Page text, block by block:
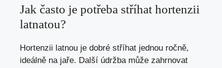
Jak často je potřeba stříhat hortenzii
latnatou?
Hortenzii latnou je dobré stříhat jednou ročně,
ideálně na jaře. Další údržba může zahrnovat